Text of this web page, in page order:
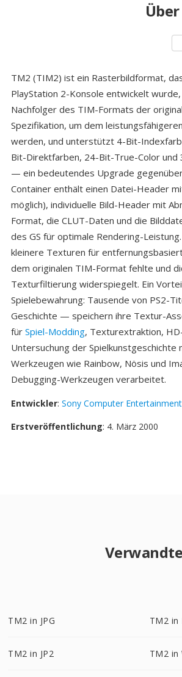
TM2 (TIM2) ist ein Rasterbildformat,
PlayStation 2-Konsole entwickelt
Nachfolger des TIM-Formats der
Spezifikation, um dem
werden, und unterstützt 4-Bit-
Bit-Direktfarben, 24-Bit-True-Color
— ein bedeutendes Upgrade
Container enthält einen Datei-Header
möglich), individuelle Bild-Header mit
Format, die CLUT-Daten und die
des GS für optimale Rendering-
kleinere Texturen für
dem originalen TIM-Format fehlte und
Texturfiltierung widerspiegelt. Ein
Spielebewahrung: Tausende von PS2-
Geschichte — speichern ihre Textur-
für Spiel-Modding, Texturextraktion,
Untersuchung der
Werkzeugen wie Rainbow, Nösis und
Debugging-Werkzeugen verarbeitet.
Entwickler: Sony Computer Entertainment
Erstveröffentlichung: 4. März 2000
TM2 in JPG TM2 in
TM2 in JP2 TM2 in